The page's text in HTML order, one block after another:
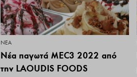
ΝΕΑ
Νέα παγωτά MEC3 2022 από
την LAOUDIS FOODS